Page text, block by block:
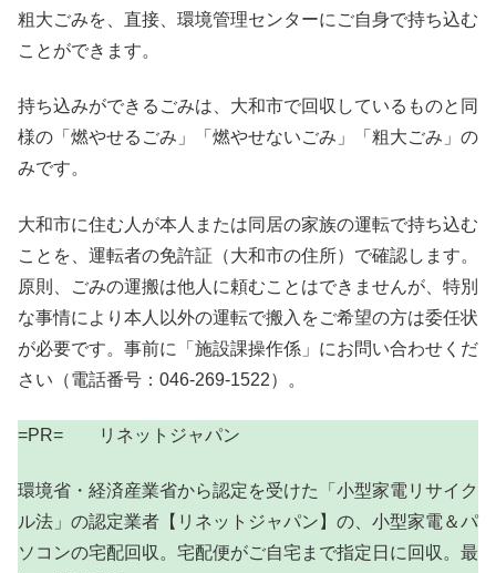
粗大ごみを、直接、環境管理センターにご自身で持ち込む
ことができます。
持ち込みができるごみは、大和市で回収しているものと同
様の「燃やせるごみ」「燃やせないごみ」「粗大ごみ」の
みです。
大和市に住む人が本人または同居の家族の運転で持ち込む
ことを、運転者の免許証（大和市の住所）で確認します。
原則、ごみの運搬は他人に頼むことはできませんが、特別
な事情により本人以外の運転で搬入をご希望の方は委任状
が必要です。事前に「施設課操作係」にお問い合わせくだ
さい（電話番号：046-269-1522）。
=PR= リネットジャパン
環境省・経済産業省から認定を受けた「小型家電リサイク
ル法」の認定業者【リネットジャパン】の、小型家電＆パ
ソコンの宅配回収。宅配便がご自宅まで指定日に回収。最